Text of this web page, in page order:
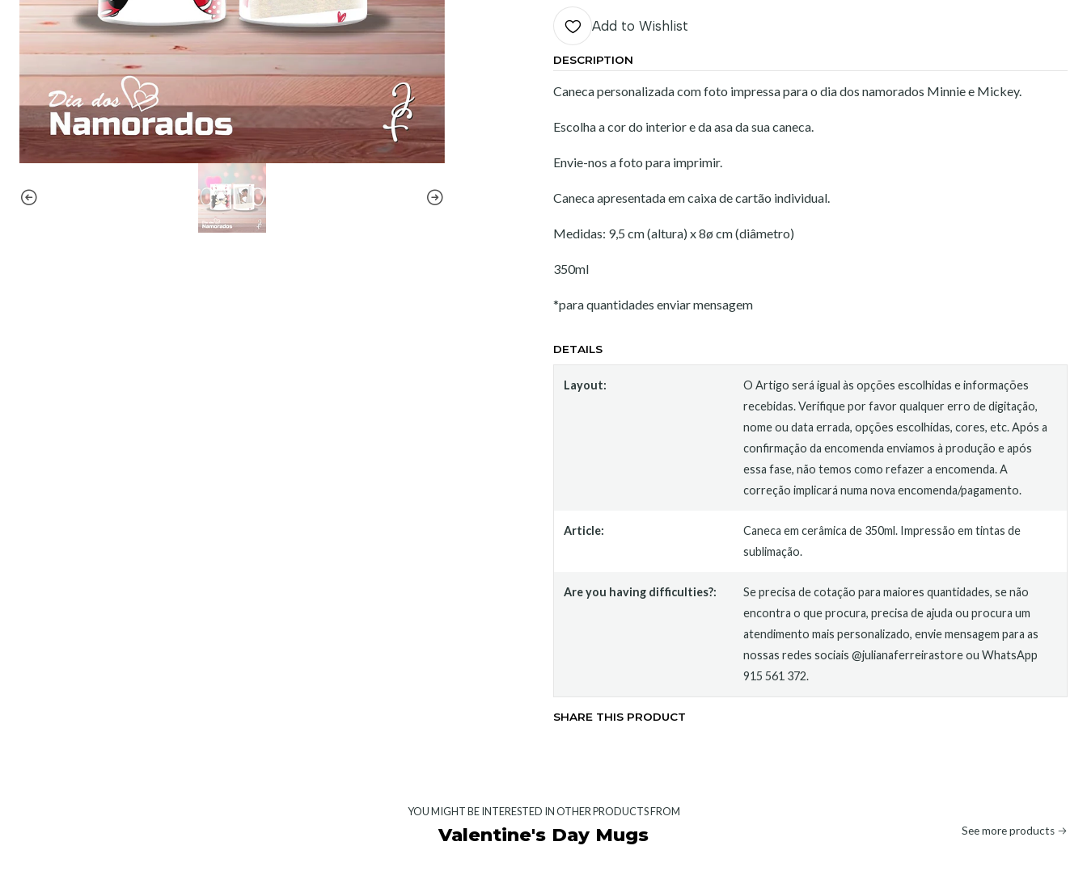
Add to Wishlist
DESCRIPTION
Caneca personalizada com foto impressa para o dia dos namorados Minnie e Mickey.
Escolha a cor do interior e da asa da sua caneca.
Envie-nos a foto para imprimir.
Caneca apresentada em caixa de cartão individual.
Medidas: 9,5 cm (altura) x 8ø cm (diâmetro)
350ml
*para quantidades enviar mensagem
DETAILS
Layout:
O Artigo será igual às opções escolhidas e informações
recebidas. Verifique por favor qualquer erro de digitação,
nome ou data errada, opções escolhidas, cores, etc. Após a
confirmação da encomenda enviamos à produção e após
essa fase, não temos como refazer a encomenda. A
correção implicará numa nova encomenda/pagamento.
Article:
Caneca em cerâmica de 350ml. Impressão em tintas de
sublimação.
Are you having difficulties?:
Se precisa de cotação para maiores quantidades, se não
encontra o que procura, precisa de ajuda ou procura um
atendimento mais personalizado, envie mensagem para as
nossas redes sociais @julianaferreirastore ou WhatsApp
915 561 372.
SHARE THIS PRODUCT
YOU MIGHT BE INTERESTED IN OTHER PRODUCTS FROM
Valentine's Day Mugs See more products